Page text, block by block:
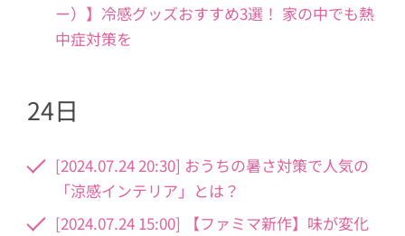
ー）】冷感グッズおすすめ3選！ 家の中でも熱
中症対策を
24日
[2024.07.24 20:30] おうちの暑さ対策で人気の
「涼感インテリア」とは？
[2024.07.24 15:00] 【ファミマ新作】味が変化